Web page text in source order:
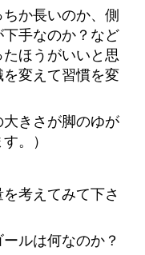
か長いのか、側
手なのか？など
ほうがいいと思
変えて習慣を変
大きさが脚のゆが
。）
考えてみて下さ
ルは何なのか？